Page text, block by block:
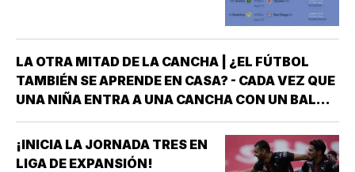
LA OTRA MITAD DE LA CANCHA | ¿EL FÚTBOL
TAMBIÉN SE APRENDE EN CASA? - CADA VEZ QUE
UNA NIÑA ENTRA A UNA CANCHA CON UN BALÓN
BAJO EL BRAZO, NO LLEGA SOLA *DETRÁS DE
ELLA SIEMPRE HAY ALGUIEN QUE LA LLEVÓ AL
ENTRENAMIENTO, QUE HIZO EL ESFUERZO…
¡INICIA LA JORNADA TRES EN
LIGA DE EXPANSIÓN!